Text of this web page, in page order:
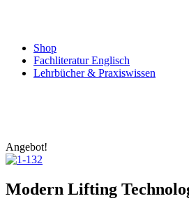
Shop
Fachliteratur Englisch
Lehrbücher & Praxiswissen
Angebot!
Modern Lifting